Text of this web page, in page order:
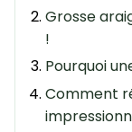
Grosse
!
Pourquoi
Comment